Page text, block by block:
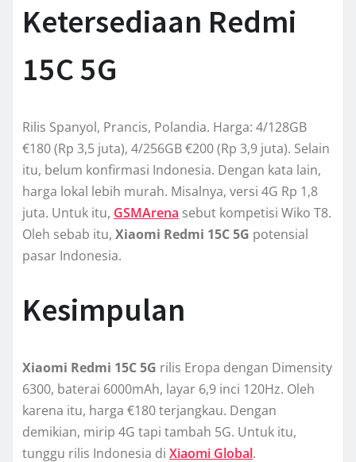
Ketersediaan Redmi
15C 5G
Rilis Spanyol, Prancis, Polandia. Harga: 4/128GB
€180 (Rp 3,5 juta), 4/256GB €200 (Rp 3,9 juta). Selain
itu, belum konfirmasi Indonesia. Dengan kata lain,
harga lokal lebih murah. Misalnya, versi 4G Rp 1,8
juta. Untuk itu, GSMArena sebut kompetisi Wiko T8.
Oleh sebab itu, Xiaomi Redmi 15C 5G potensial
pasar Indonesia.
Kesimpulan
Xiaomi Redmi 15C 5G rilis Eropa dengan Dimensity
6300, baterai 6000mAh, layar 6,9 inci 120Hz. Oleh
karena itu, harga €180 terjangkau. Dengan
demikian, mirip 4G tapi tambah 5G. Untuk itu,
tunggu rilis Indonesia di Xiaomi Global.